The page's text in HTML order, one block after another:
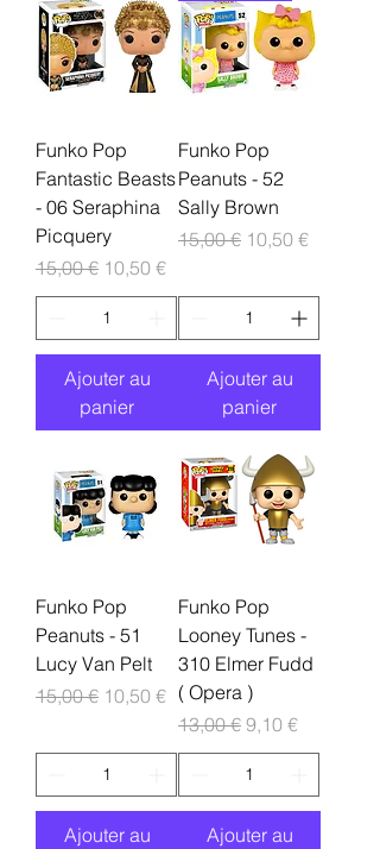
Funko Pop
Fantastic Beasts
- 06 Seraphina
Picquery
Prix original
15,00 € Prix promotionnel
10,50 €
Ajouter au
panier
Funko Pop
Peanuts - 52
Sally Brown
Prix original
15,00 € Prix promotionnel
10,50 €
Ajouter au
panier
Funko Pop
Peanuts - 51
Lucy Van Pelt
Prix original
15,00 € Prix promotionnel
10,50 €
Ajouter au
Funko Pop
Looney Tunes -
310 Elmer Fudd
( Opera )
Prix original
13,00 € Prix promotionnel
9,10 €
Ajouter au